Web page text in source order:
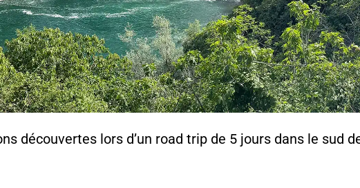
découvertes lors d’un road trip de 5 jours dans le sud